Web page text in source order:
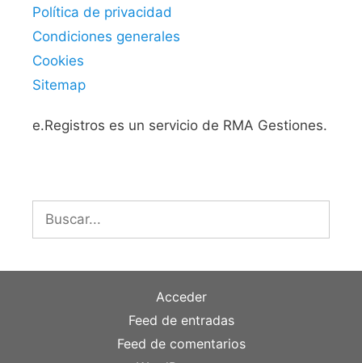
Política de privacidad
Condiciones generales
Cookies
Sitemap
e.Registros es un servicio de RMA Gestiones.
Buscar:
Acceder
Feed de entradas
Feed de comentarios